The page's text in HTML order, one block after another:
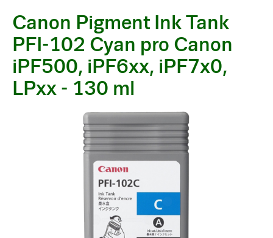
Canon Pigment Ink Tank
PFI-102 Cyan pro Canon
iPF500, iPF6xx, iPF7x0,
LPxx - 130 ml